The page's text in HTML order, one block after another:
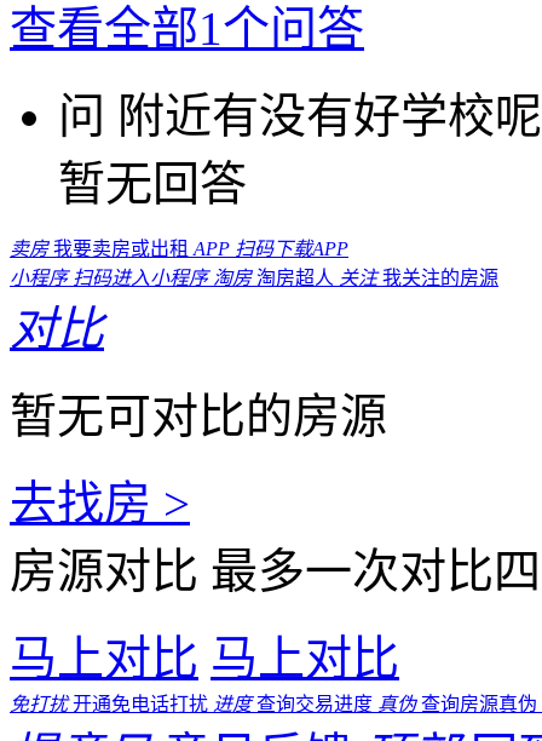
查看全部1个问答
问 附近有没有好学校
暂无回答
卖房 我要卖房或出租 APP 扫码下载APP
小程序 扫码进入小程序 淘房 淘房超人 关注 我关注的房源
对比
暂无可对比的房源
去找房 >
房源对比 最多一次对比
马上对比 马上对比
免打扰 开通免电话打扰 进度 查询交易进度 真伪 查询房源真伪